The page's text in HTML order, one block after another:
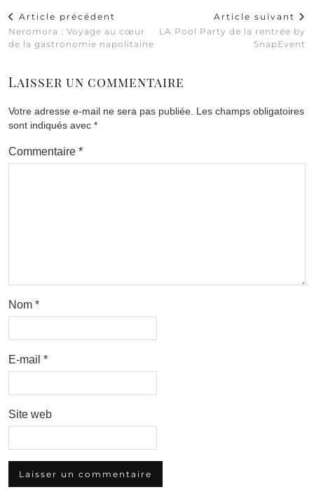
Article précédent
Neromora : Voyage au cœur
de la gastronomie napolitaine
Article suivant
LA Pool Party de la rentrée by
SnapEvent
Laisser un commentaire
Votre adresse e-mail ne sera pas publiée. Les champs obligatoires
sont indiqués avec *
Commentaire *
Nom *
E-mail *
Site web